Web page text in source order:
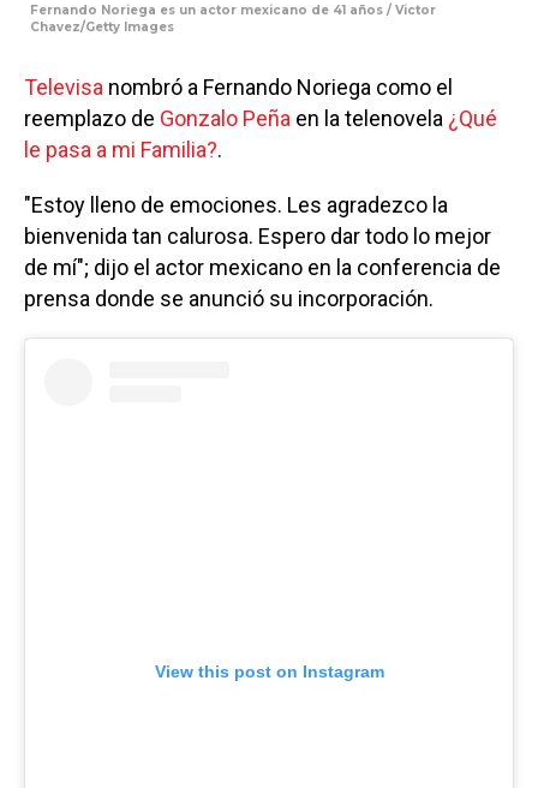
Fernando Noriega es un actor mexicano de 41 años / Victor
Chavez/Getty Images
Televisa nombró a Fernando Noriega como el
reemplazo de Gonzalo Peña en la telenovela ¿Qué
le pasa a mi Familia?.
"Estoy lleno de emociones. Les agradezco la
bienvenida tan calurosa. Espero dar todo lo mejor
de mí"; dijo el actor mexicano en la conferencia de
prensa donde se anunció su incorporación.
View this post on Instagram